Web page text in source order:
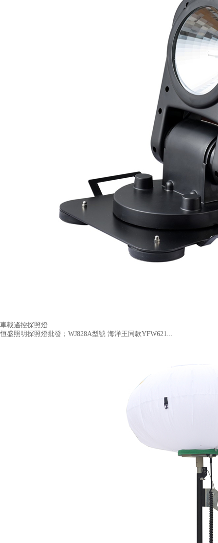
車載遙控探照燈
恒盛照明探照燈批發；WJ828A型號 海洋王同款YFW621...